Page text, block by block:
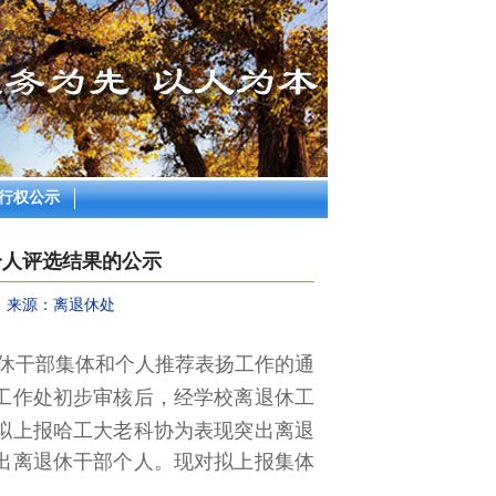
权公示
评选结果的公示
来源：离退休处
干部集体和个人推荐表扬工作的通
处初步审核后，经学校离退休工
报哈工大老科协为表现突出离退
退休干部个人。现对拟上报集体